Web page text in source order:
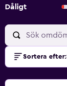
Dåligt
Sortera efter: